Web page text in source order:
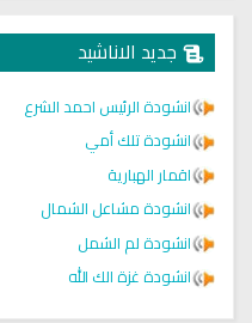
جديد الاناشيد
انشودة الرئيس احمد الشرع
انشودة تلك أمي
اقمار الهبارية
انشودة مشاعل الشمال
انشودة لم الشمل
انشودة غزة الك الله